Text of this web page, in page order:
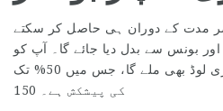
مدت کے دوران ہی حاصل کر سکتے
بونس سے بدل دیا جائے گا۔ آپ کو
ایک الگ پیر کے دن کا ری لوڈ بھی ملے گا، جس میں 50% تک PKR
150 کی پیشکش ہے۔